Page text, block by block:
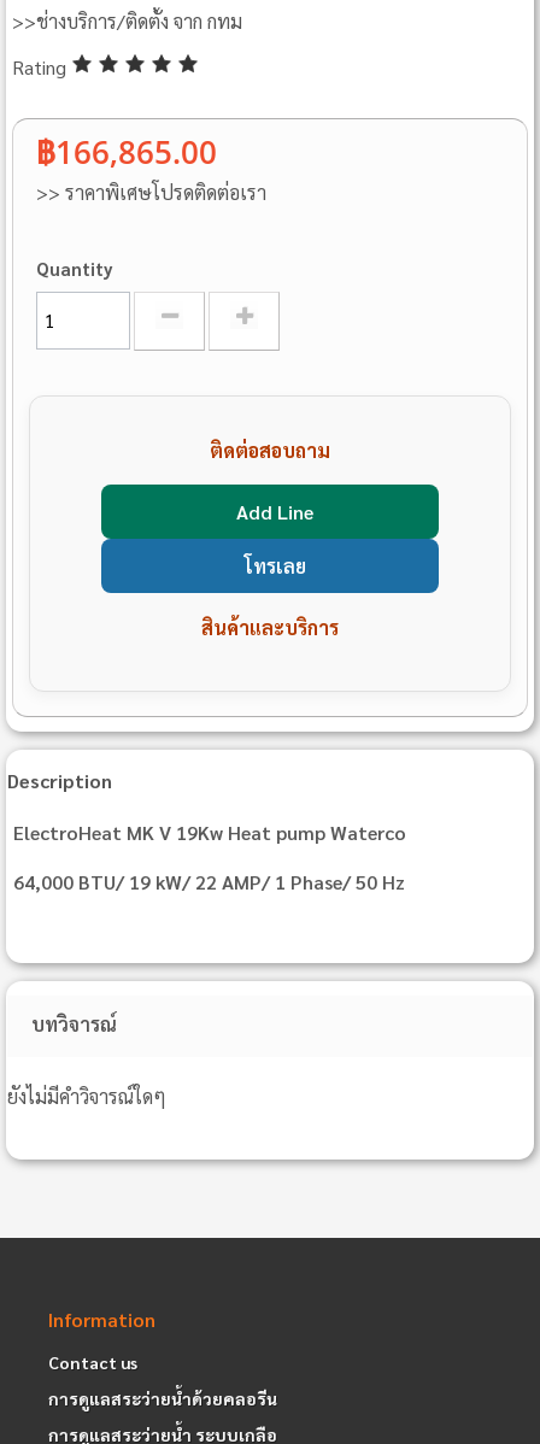
>>ช่างบริการ/ติดตั้ง จาก กทม
Rating
฿166,865.00
>> ราคาพิเศษโปรดติดต่อเรา
Quantity
ติดต่อสอบถาม
Add Line
โทรเลย
สินค้าและบริการ
Description
ElectroHeat MK V 19Kw Heat pump Waterco
64,000 BTU/ 19 kW/ 22 AMP/ 1 Phase/ 50 Hz
บทวิจารณ์
ยังไม่มีคำวิจารณ์ใดๆ
Information
Contact us
การดูแลสระว่ายน้ำด้วยคลอรีน
การดูแลสระว่ายน้ำ ระบบเกลือ